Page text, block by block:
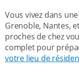
Vous vivez dans
Grenoble, Nantes,
proches de chez
complet pour
votre lieu de